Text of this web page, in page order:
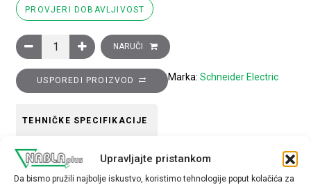
Upravljajte pristankom
Da bismo pružili najbolje iskustvo, koristimo tehnologije poput kolačića za
PROVJERI DOBAVLJIVOST
Glava narančastog upuštenog svjetlećeg tipkala promjera
NARUČI
USPOREDI PROIZVOD Marka: Schneider Electric
TEHNIČKE SPECIFIKACIJE
Boja
narančasta